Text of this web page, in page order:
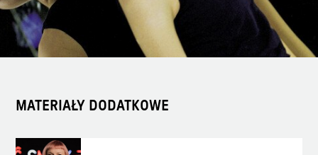
MATERIAŁY DODATKOWE